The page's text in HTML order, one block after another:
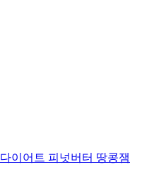
이어트 피넛버터 땅콩잼